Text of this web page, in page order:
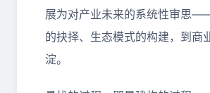
展为对产业未来的系统性审思
的抉择、生态模式的构建，到商
淀。